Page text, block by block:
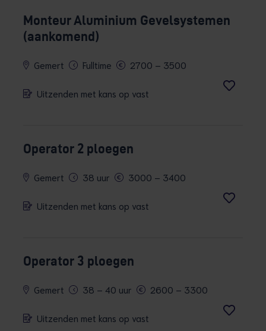
Monteur Aluminium Gevelsystemen
(aankomend)
Gemert Fulltime 2700 – 3500
Uitzenden met kans op vast
Operator 2 ploegen
Gemert 38 uur 3000 – 3400
Uitzenden met kans op vast
Operator 3 ploegen
Gemert 38 – 40 uur 2600 – 3300
Uitzenden met kans op vast